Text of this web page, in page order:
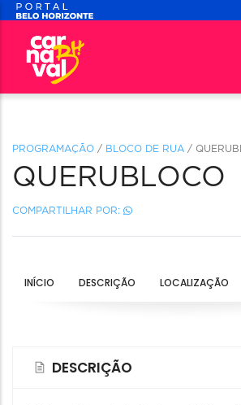
PROGRAMAÇÃO / BLOCO DE RUA /
QUERUBLOCO
COMPARTILHAR POR:
INÍCIO DESCRIÇÃO LOCALIZAÇÃO
DESCRIÇÃO